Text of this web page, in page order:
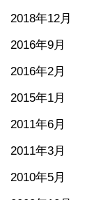
2018年12月
2016年9月
2016年2月
2015年1月
2011年6月
2011年3月
2010年5月